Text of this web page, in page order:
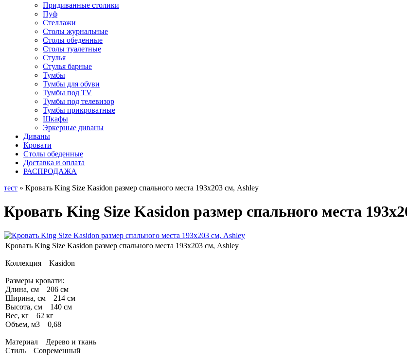
Придиванные столики
Пуф
Стеллажи
Столы журнальные
Столы обеденные
Столы туалетные
Стулья
Стулья барные
Тумбы
Тумбы для обуви
Тумбы под TV
Тумбы под телевизор
Тумбы прикроватные
Шкафы
Эркерные диваны
Диваны
Кровати
Столы обеденные
Доставка и оплата
РАСПРОДАЖА
тест » Кровать King Size Kasidon размер спального места 193х203 см, Ashley
Кровать King Size Kasidon размер спального места
Кровать King Size Kasidon размер спального места 193х203 см, Ashley
Коллекция Kasidon
Размеры кровати:
Длина, см 206 см
Ширина, см 214 см
Высота, см 140 см
Вес, кг 62 кг
Объем, м3 0,68
Материал Дерево и ткань
Стиль Современный